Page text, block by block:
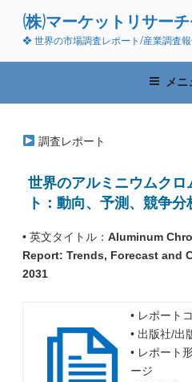
ン
(株)マーケットリサー
❖ 世界の市場調査レポート/産業調査
メニ
調査レポート
世界のアルミニウムクロ
ト：動向、予測、競争分
• 英文タイトル： Aluminum
Report: Trends, Forecast and
2031
• レポート
• 出版社/出
• レポート
ージ